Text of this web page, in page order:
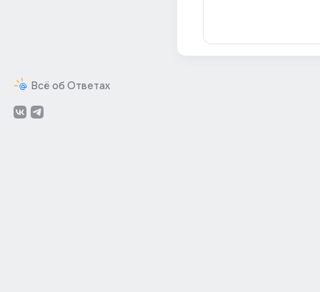
Всё об Ответах